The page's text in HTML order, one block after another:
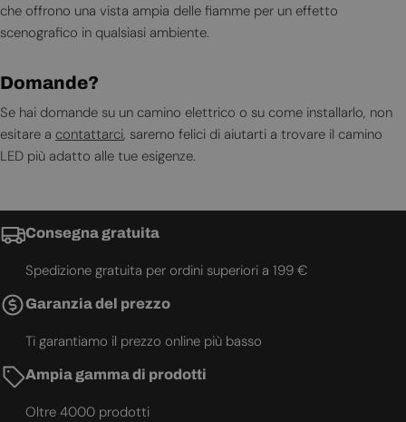
che offrono una vista ampia delle fiamme per un effetto
scenografico in qualsiasi ambiente.
Domande?
Se hai domande su un camino elettrico o su come installarlo, non
esitare a contattarci, saremo felici di aiutarti a trovare il camino
LED più adatto alle tue esigenze.
Consegna gratuita
Spedizione gratuita per ordini superiori a 199 €
Garanzia del prezzo
Ti garantiamo il prezzo online più basso
Ampia gamma di prodotti
Oltre 4000 prodotti